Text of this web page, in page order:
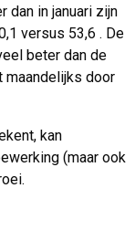
dan in januari zijn
versus 53,6 . De
beter dan de
maandelijks door
kan
(maar ook